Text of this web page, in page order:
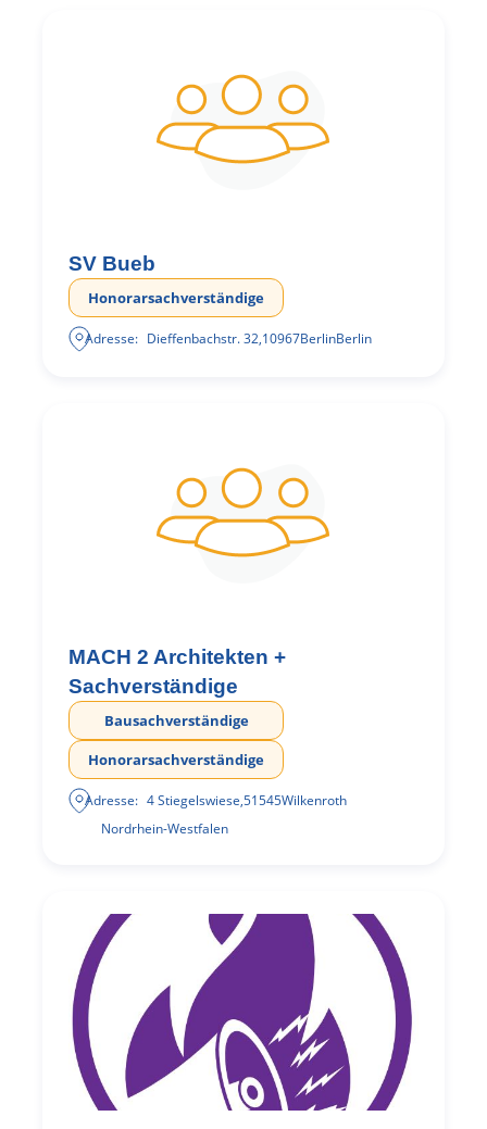
SV Bueb
Honorarsachverständige
Adresse: Dieffenbachstr. 32,10967BerlinBerlin
MACH 2 Architekten +
Sachverständige
Bausachverständige
Honorarsachverständige
Adresse: 4 Stiegelswiese,51545Wilkenroth
Nordrhein-Westfalen